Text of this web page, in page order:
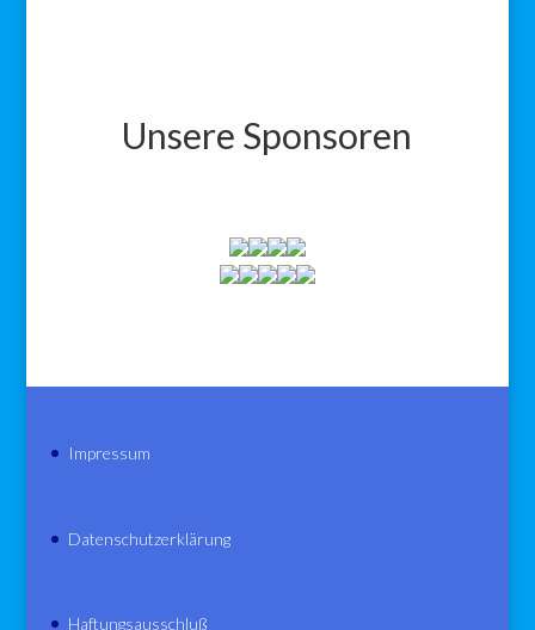
Unsere Sponsoren
Impressum
Datenschutzerklärung
Haftungsausschluß